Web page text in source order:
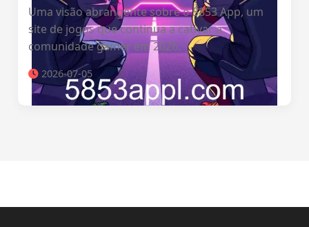
Uma visão abrangente sobre o 5853 App, um
site de jogos que continua a cativar a
comunidade gamer em 2026.
2026-07-05